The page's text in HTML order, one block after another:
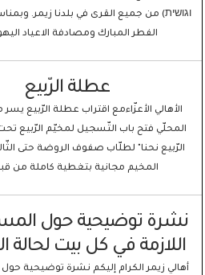
וגושית) من جميع القرى في بلدنا زيمر.
الفطر المبارك ومصادفة الاعياد
عطلة الرّبيع
الأهالي الأعزّاءمع اقتراب عطلة الرّبيع
المحلّي فتح باب التّسجيل لمخيّم الرّبيع
الرّبيع نحنا" لطلّاب صفوف الروضة حتى
المخيم مجانية بتغطية كاملة من
نشرة توضيحية حول
اللازمة في كل بيت لحالة
أهالي زيمر الكرام إليكم نشرة توضيحية